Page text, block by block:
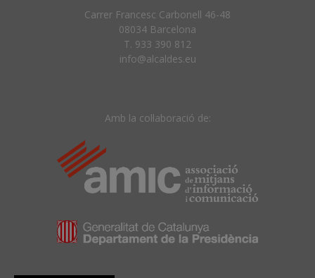
Carrer Francesc Carbonell 46-48
08034 Barcelona
T. 933 390 812
info@alcaldes.eu
Amb la col·laboració de: